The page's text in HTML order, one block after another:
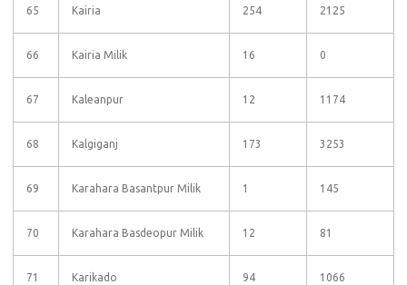
65 Kairia 254 2125
66 Kairia Milik 16 0
67 Kaleanpur 12 1174
68 Kalgiganj 173 3253
69 Karahara Basantpur Milik 1 145
70 Karahara Basdeopur Milik 12 81
71 Karikado 94 1066